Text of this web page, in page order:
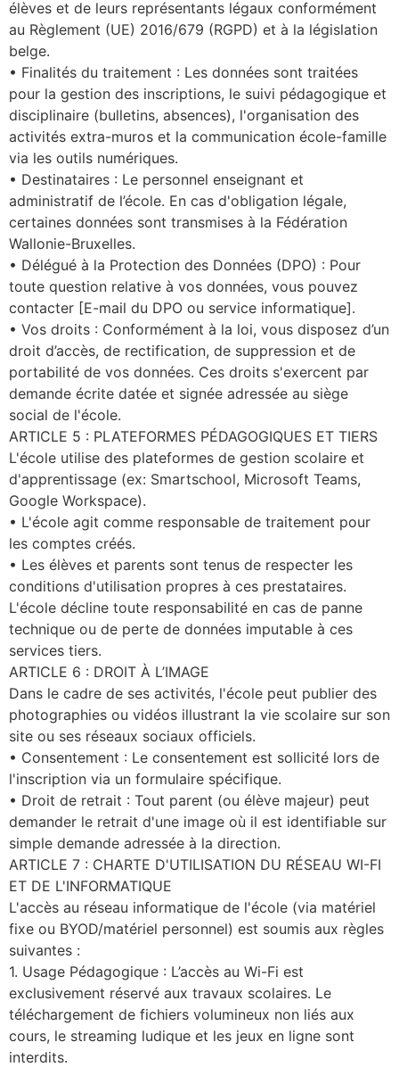
élèves et de leurs représentants légaux conformément
au Règlement (UE) 2016/679 (RGPD) et à la législation
belge.
• Finalités du traitement : Les données sont traitées
pour la gestion des inscriptions, le suivi pédagogique et
disciplinaire (bulletins, absences), l'organisation des
activités extra-muros et la communication école-famille
via les outils numériques.
• Destinataires : Le personnel enseignant et
administratif de l’école. En cas d'obligation légale,
certaines données sont transmises à la Fédération
Wallonie-Bruxelles.
• Délégué à la Protection des Données (DPO) : Pour
toute question relative à vos données, vous pouvez
contacter [E-mail du DPO ou service informatique].
• Vos droits : Conformément à la loi, vous disposez d’un
droit d’accès, de rectification, de suppression et de
portabilité de vos données. Ces droits s'exercent par
demande écrite datée et signée adressée au siège
social de l'école.
ARTICLE 5 : PLATEFORMES PÉDAGOGIQUES ET TIERS
L'école utilise des plateformes de gestion scolaire et
d'apprentissage (ex: Smartschool, Microsoft Teams,
Google Workspace).
• L'école agit comme responsable de traitement pour
les comptes créés.
• Les élèves et parents sont tenus de respecter les
conditions d'utilisation propres à ces prestataires.
L'école décline toute responsabilité en cas de panne
technique ou de perte de données imputable à ces
services tiers.
ARTICLE 6 : DROIT À L’IMAGE
Dans le cadre de ses activités, l'école peut publier des
photographies ou vidéos illustrant la vie scolaire sur son
site ou ses réseaux sociaux officiels.
• Consentement : Le consentement est sollicité lors de
l'inscription via un formulaire spécifique.
• Droit de retrait : Tout parent (ou élève majeur) peut
demander le retrait d'une image où il est identifiable sur
simple demande adressée à la direction.
ARTICLE 7 : CHARTE D'UTILISATION DU RÉSEAU WI-FI
ET DE L'INFORMATIQUE
L'accès au réseau informatique de l'école (via matériel
fixe ou BYOD/matériel personnel) est soumis aux règles
suivantes :
1. Usage Pédagogique : L’accès au Wi-Fi est
exclusivement réservé aux travaux scolaires. Le
téléchargement de fichiers volumineux non liés aux
cours, le streaming ludique et les jeux en ligne sont
interdits.